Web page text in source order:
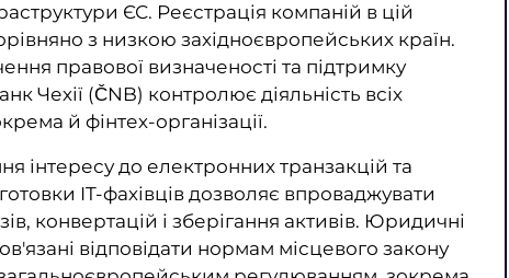
ЄС. Реєстрація компаній в цій
з низкою західноєвропейських країн.
правової визначеності та підтримку
Чехії (ČNB) контролює діяльність всіх
й фінтех-організації.
інтересу до електронних транзакцій та
IT-фахівців дозволяє впроваджувати
конвертацій і зберігання активів. Юридичні
відповідати нормам місцевого закону